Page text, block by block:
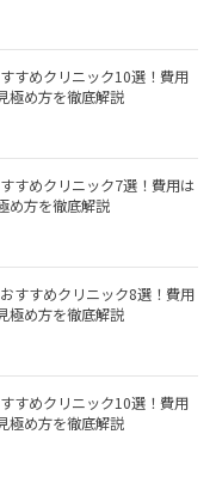
すめクリニック10選！費用
極め方を徹底解説
すめクリニック7選！費用は
め方を徹底解説
すすめクリニック8選！費用
極め方を徹底解説
すめクリニック10選！費用
極め方を徹底解説